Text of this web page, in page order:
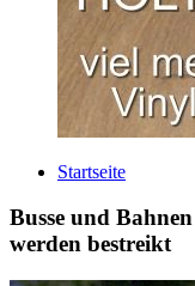
Startseite
Busse und
werden bestreikt